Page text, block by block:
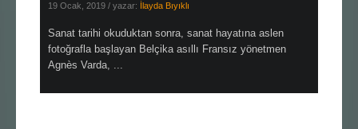
19 Ocak, 2019 / yazar: İlayda Bıyıklı
Sanat tarihi okuduktan sonra, sanat hayatına aslen
fotoğrafla başlayan Belçika asıllı Fransız yönetmen
Agnès Varda, ...